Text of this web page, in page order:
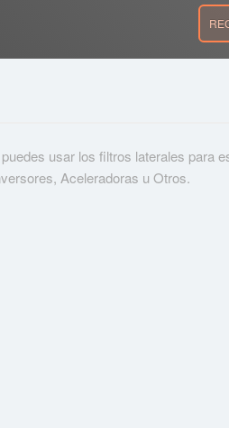
usar los filtros laterales para
Aceleradoras u Otros.